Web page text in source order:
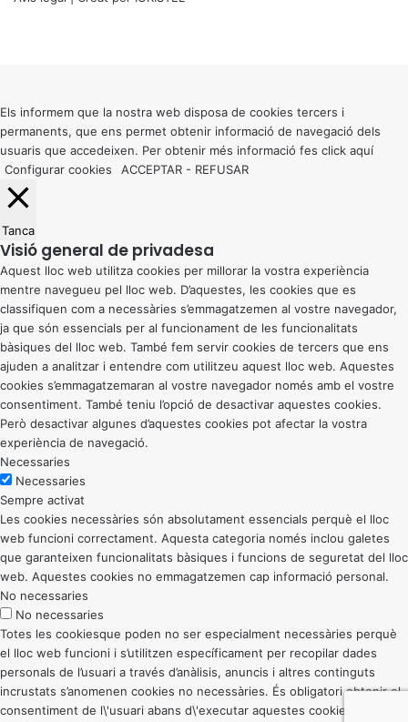
button
Els informem que la nostra web disposa de cookies tercers i
permanents, que ens permet obtenir informació de navegació dels
usuaris que accedeixen. Per obtenir més informació fes click aquí
Configurar cookies
ACCEPTAR - REFUSAR
Tanca
Visió general de privadesa
Aquest lloc web utilitza cookies per millorar la vostra experiència
mentre navegueu pel lloc web. D’aquestes, les cookies que es
classifiquen com a necessàries s’emmagatzemen al vostre navegador,
ja que són essencials per al funcionament de les funcionalitats
bàsiques del lloc web. També fem servir cookies de tercers que ens
ajuden a analitzar i entendre com utilitzeu aquest lloc web. Aquestes
cookies s’emmagatzemaran al vostre navegador només amb el vostre
consentiment. També teniu l’opció de desactivar aquestes cookies.
Però desactivar algunes d’aquestes cookies pot afectar la vostra
experiència de navegació.
Necessaries
Necessaries
Sempre activat
Les cookies necessàries són absolutament essencials perquè el lloc
web funcioni correctament. Aquesta categoria només inclou galetes
que garanteixen funcionalitats bàsiques i funcions de seguretat del lloc
web. Aquestes cookies no emmagatzemen cap informació personal.
No necessaries
No necessaries
Totes les cookiesque poden no ser especialment necessàries perquè
el lloc web funcioni i s’utilitzen específicament per recopilar dades
personals de l’usuari a través d’anàlisis, anuncis i altres continguts
incrustats s’anomenen cookies no necessàries. És obligatori obtenir el
consentiment de l\'usuari abans d\'executar aquestes cookies al vostre